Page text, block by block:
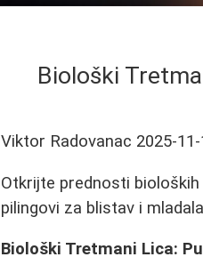
Biološki
Viktor Radovanac 2025-
Otkrijte prednosti
pilingovi za blistav i
Biološki Tretmani Lica: